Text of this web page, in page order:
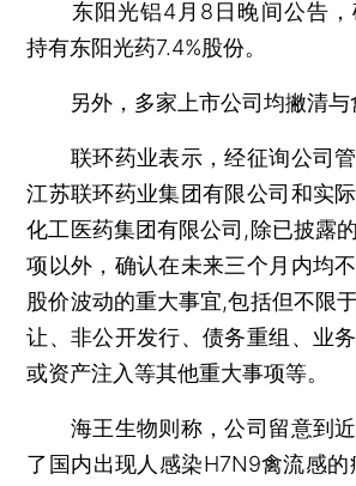
东阳光铝4月8日晚间公告，
持有东阳光药7.4%股份。
另外，多家上市公司均撇清与
联环药业表示，经征询公司管
江苏联环药业集团有限公司和实
化工医药集团有限公司,除已披露
项以外，确认在未来三个月内均
股价波动的重大事宜,包括但不限
让、非公开发行、债务重组、业
或资产注入等其他重大事项等。
海王生物则称，公司留意到近
了国内出现人感染H7N9禽流感